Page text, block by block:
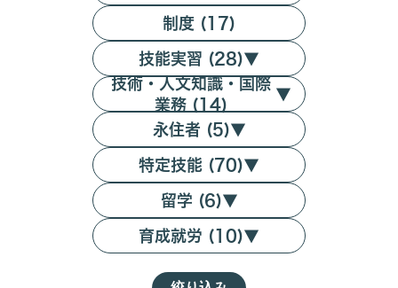
制度 (17)
技能実習 (28)▼
技術・人文知識・国際
業務 (14)
▼
永住者 (5)▼
特定技能 (70)▼
留学 (6)▼
育成就労 (10)▼